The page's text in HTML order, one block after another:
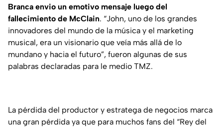
Branca envio un emotivo mensaje luego del
fallecimiento de McClain. “John, uno de los grandes
innovadores del mundo de la música y el marketing
musical, era un visionario que veía más allá de lo
mundano y hacia el futuro”, fueron algunas de sus
palabras declaradas para le medio TMZ.
La pérdida del productor y estratega de negocios marca
una gran pérdida ya que para muchos fans del “Rey del